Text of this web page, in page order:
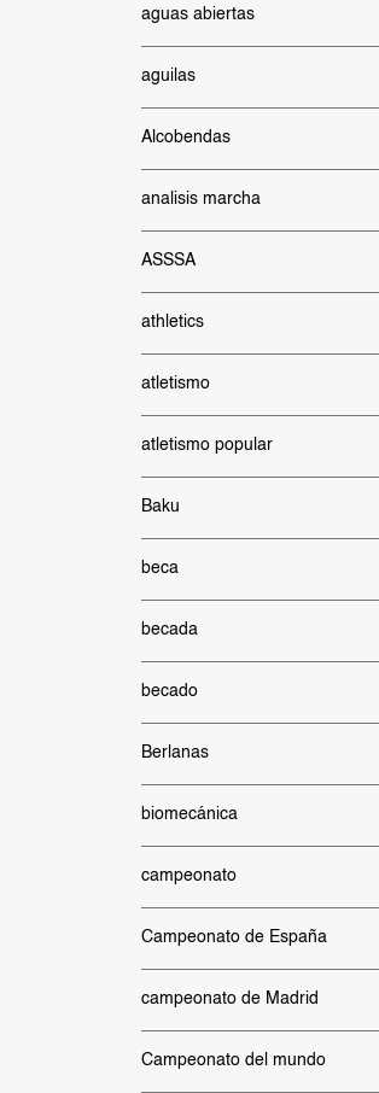
aguas abiertas
aguilas
Alcobendas
analisis marcha
ASSSA
athletics
atletismo
atletismo popular
Baku
beca
becada
becado
Berlanas
biomecánica
campeonato
Campeonato de España
campeonato de Madrid
Campeonato del mundo